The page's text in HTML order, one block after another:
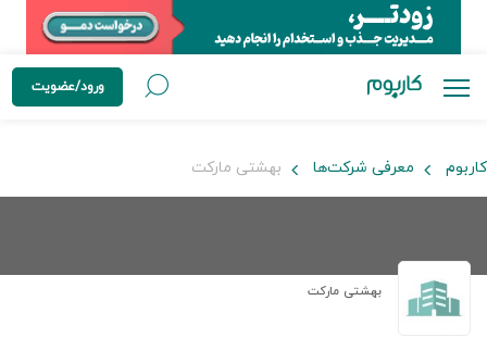
ورود/عضویت
کاربوم معرفی شرکت‌ها بهشتی مارکت
بهشتی مارکت